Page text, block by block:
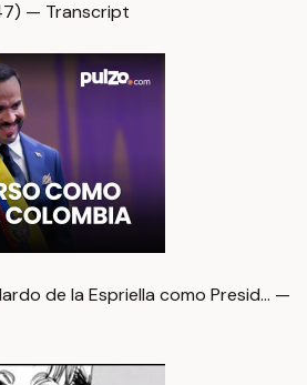
— Transcript
de la Espriella como Presid… —